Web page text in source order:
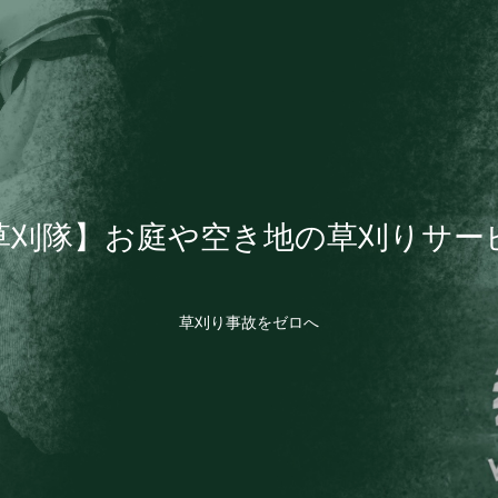
刈隊】お庭や空き地の草刈りサー
草刈り事故をゼロへ